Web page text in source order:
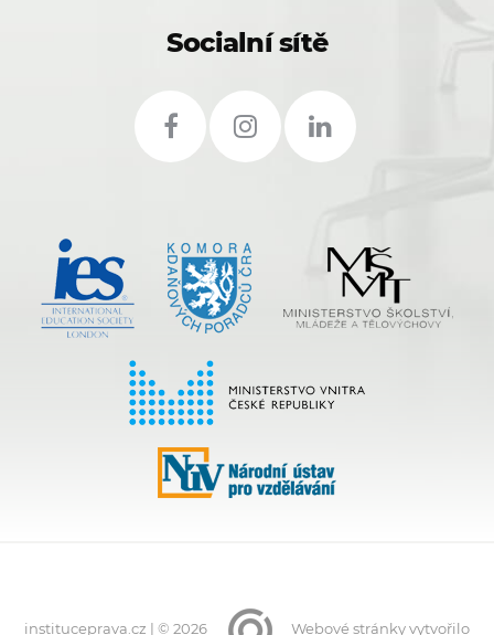
Socialní sítě
instituceprava.cz | © 2026 Webové stránkyvytvořilo